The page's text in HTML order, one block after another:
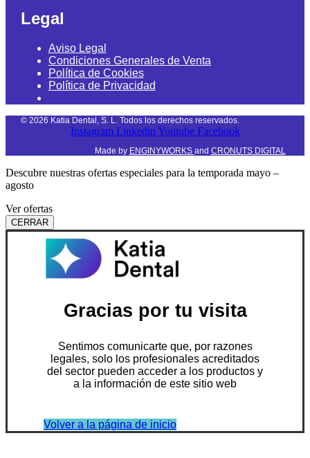
Legal
Aviso Legal
Condiciones Generales de Venta
Política de Cookies
Política de Privacidad
© 2026 Katia Dental, S. L. Todos los derechos reservados.
Instagram Linkedin Youtube Facebook
Made by ENGINYWORKS and CRONUTS DIGITAL
Descubre nuestras ofertas especiales para la temporada mayo –
agosto
Ver ofertas
CERRAR
Gracias por tu visita
Sentimos comunicarte que, por razones
legales, solo los profesionales acreditados
del sector pueden acceder a los productos y
a la información de este sitio web
Volver a la página de inicio